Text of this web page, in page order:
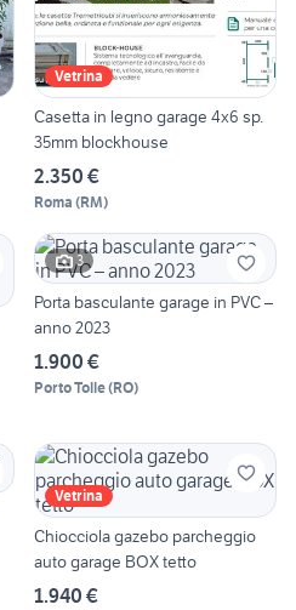
Vetrina
Casetta in legno garage 4x6 sp.
35mm blockhouse
2.350 €
Roma (RM)
3
Porta basculante garage in PVC –
anno 2023
1.900 €
Porto Tolle(RO)
Vetrina
Chiocciola gazebo parcheggio
auto garage BOX tetto
1.940 €